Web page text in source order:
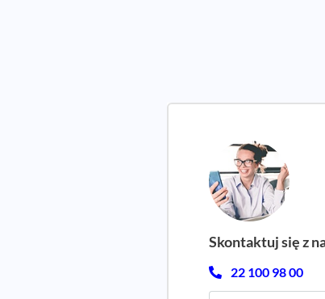
Skontaktuj się z
22 100 98 00